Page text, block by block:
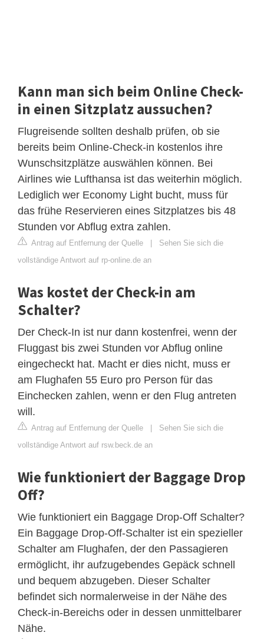
Kann man sich beim Online Check-
in einen Sitzplatz aussuchen?
Flugreisende sollten deshalb prüfen, ob sie
bereits beim Online-Check-in kostenlos ihre
Wunschsitzplätze auswählen können. Bei
Airlines wie Lufthansa ist das weiterhin möglich.
Lediglich wer Economy Light bucht, muss für
das frühe Reservieren eines Sitzplatzes bis 48
Stunden vor Abflug extra zahlen.
Antrag auf Entfernung der Quelle | Sehen Sie sich die
vollständige Antwort auf rp-online.de an
Was kostet der Check-in am
Schalter?
Der Check-In ist nur dann kostenfrei, wenn der
Fluggast bis zwei Stunden vor Abflug online
eingecheckt hat. Macht er dies nicht, muss er
am Flughafen 55 Euro pro Person für das
Einchecken zahlen, wenn er den Flug antreten
will.
Antrag auf Entfernung der Quelle | Sehen Sie sich die
vollständige Antwort auf rsw.beck.de an
Wie funktioniert der Baggage Drop
Off?
Wie funktioniert ein Baggage Drop-Off Schalter?
Ein Baggage Drop-Off-Schalter ist ein spezieller
Schalter am Flughafen, der den Passagieren
ermöglicht, ihr aufzugebendes Gepäck schnell
und bequem abzugeben. Dieser Schalter
befindet sich normalerweise in der Nähe des
Check-in-Bereichs oder in dessen unmittelbarer
Nähe.